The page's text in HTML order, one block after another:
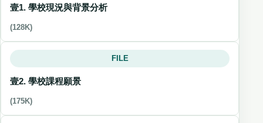
壹1. 學校現況與背景分析
(128K)
FILE
壹2. 學校課程願景
(175K)